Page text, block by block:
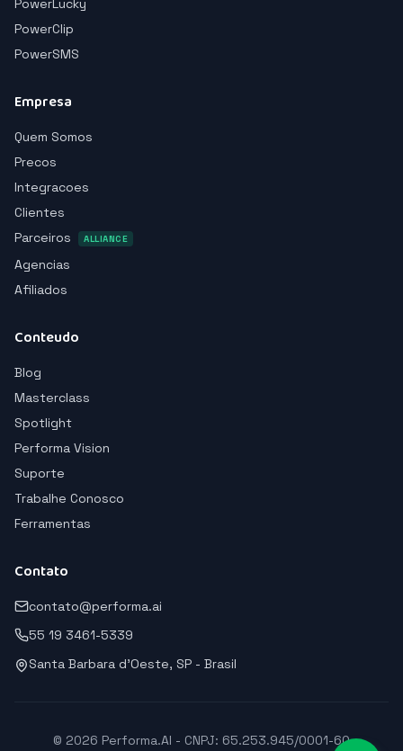
PowerLucky
PowerClip
PowerSMS
Empresa
Quem Somos
Precos
Integracoes
Clientes
Parceiros
ALLIANCE
Agencias
Afiliados
Conteudo
Blog
Masterclass
Spotlight
Performa Vision
Suporte
Trabalhe Conosco
Ferramentas
Contato
contato@performa.ai
55 19 3461-5339
Santa Barbara d'Oeste, SP - Brasil
© 2026 Performa.AI - CNPJ: 65.253.945/0001-60